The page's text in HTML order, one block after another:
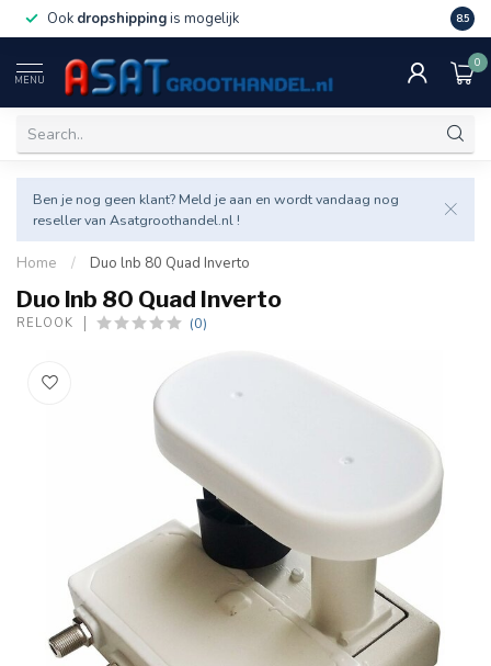
Ook dropshippingis mogelijk Veel
8.5
MENU
0
Ben je nog geen klant? Meld je aan en wordt vandaag nog
reseller van Asatgroothandel.nl !
Home / Duo lnb 80 Quad Inverto
Duo lnb 80 Quad Inverto
RELOOK (0)